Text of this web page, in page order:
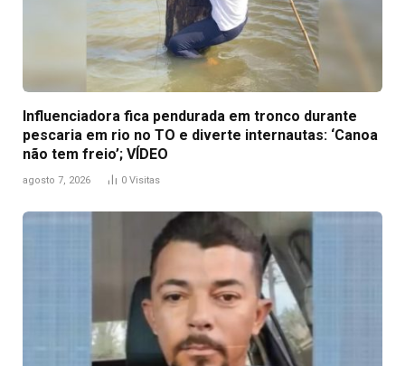
Influenciadora fica pendurada em tronco durante
pescaria em rio no TO e diverte internautas: ‘Canoa
não tem freio’; VÍDEO
agosto 7, 2026 0 Visitas